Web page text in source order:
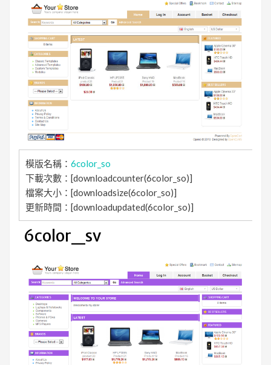
模版名稱： 6color_so
下載次數：[downloadcounter(6color_so)]
檔案大小：[downloadsize(6color_so)]
更新時間：[downloadupdated(6color_so)]
6color_sv